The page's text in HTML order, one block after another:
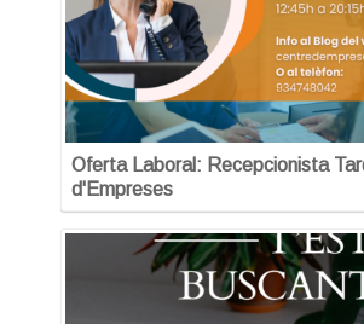
Oferta Laboral: Recepcionista
d'Empreses